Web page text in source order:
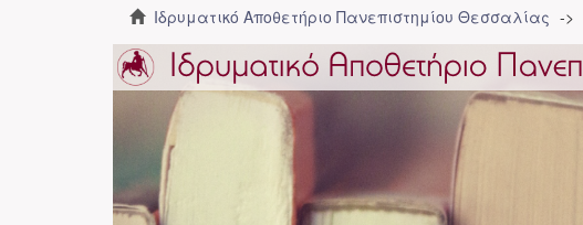
Ιδρυματικό Αποθετήριο Πανεπιστημίου Θεσσαλίας